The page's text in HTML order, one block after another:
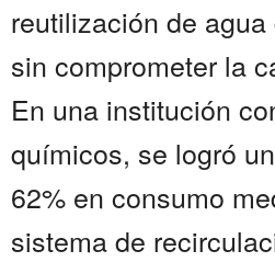
reutilización de
sin comprometer la
En una institución
químicos, se logró
62% en consumo
sistema de